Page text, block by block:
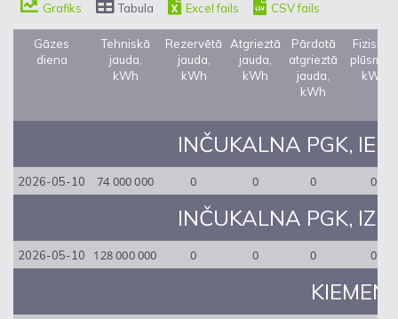
Grafiks Tabula Excel fails CSV fails
Gāzes
diena
Tehniskā
jauda,
kWh
Rezervētā
jauda,
kWh
Atgrieztā
jauda,
kWh
Pārdotā
atgrieztā
jauda,
kWh
Fiziskās
plūsmas,
kWh
INČUKALNA PGK,
2026-05-10 74 000 000 0 0 0 0
INČUKALNA PGK,
2026-05-10 128 000 000 0 0 0 0